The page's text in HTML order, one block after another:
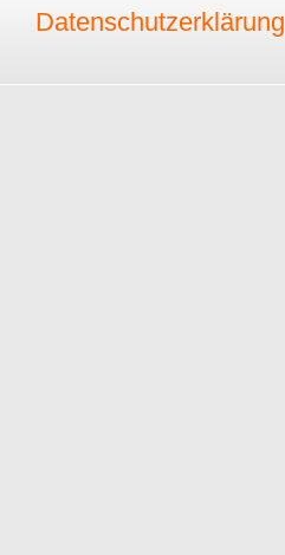
Datenschutzerklärung